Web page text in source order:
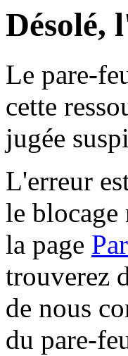
Désolé,
Le pare-
cette
jugée
L'erreur
le blocage
la page
trouverez
de nous
du pare-